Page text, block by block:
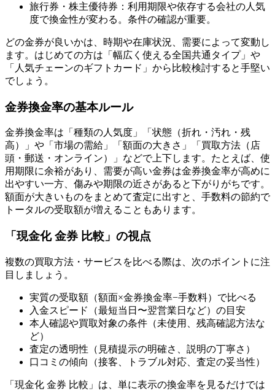
旅行券・株主優待券：利用期限や依存する会社の人気
度で換金性が変わる。条件の確認が重要。
どの金券が良いかは、時期や在庫状況、需要によって変動し
ます。はじめての方は「幅広く使える全国共通タイプ」や
「人気チェーンのギフトカード」から比較検討すると手堅い
でしょう。
金券換金率の基本ルール
金券換金率は「種類の人気度」「状態（折れ・汚れ・残
高）」や「市場の需給」「額面の大きさ」「買取方法（店
頭・郵送・オンライン）」などで上下します。たとえば、使
用期限に余裕があり、需要が高い金券は金券換金率が高めに
出やすい一方、傷みや期限の近さがあると下がりがちです。
額面が大きいものをまとめて査定に出すと、手数料の節約で
トータルの受取額が増えることもあります。
「現金化 金券 比較」の視点
複数の買取方法・サービスを比べる際は、次のポイントに注
目しましょう。
実質の受取額（額面×金券換金率−手数料）で比べる
入金スピード（最短当日〜翌営業日など）の目安
本人確認や買取対象の条件（未使用、残高確認方法な
ど）
査定の透明性（見積提示の明確さ、説明の丁寧さ）
口コミの傾向（接客、トラブル対応、査定の妥当性）
「現金化 金券 比較」は、単に表示の換金率を見るだけでは